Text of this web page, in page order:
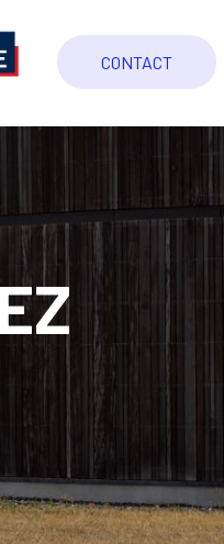
CONTACT